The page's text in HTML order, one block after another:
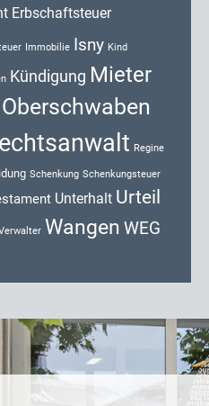
Erbschaftsteuer
Immobilie Isny Kind
Kündigung Mieter
Oberschwaben
Regine
Schenkung Schenkungsteuer
Unterhalt Urteil
Wangen WEG